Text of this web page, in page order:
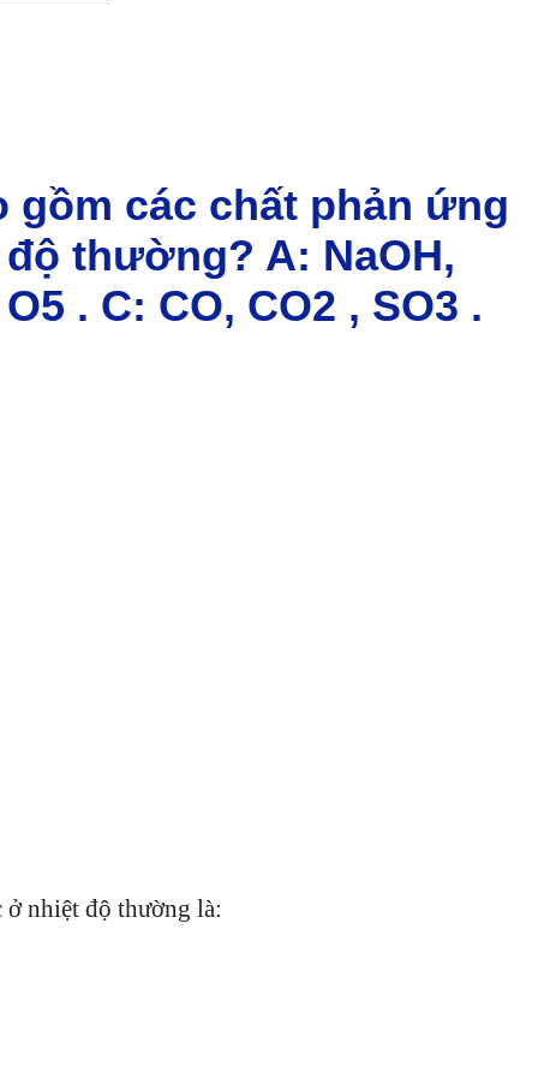
gồm các chất phản ứng
thường? A: NaOH,
. C: CO, CO2 , SO3 .
ở nhiệt độ thường là: